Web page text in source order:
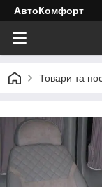
АвтоКомфорт
Товари та